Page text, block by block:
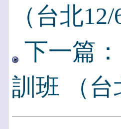
（台北12/
下一篇
訓班 （台